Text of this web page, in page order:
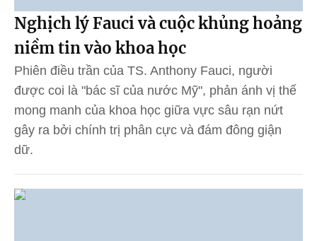
Nghịch lý Fauci và cuộc khủng hoảng
niềm tin vào khoa học
Phiên điều trần của TS. Anthony Fauci, người
được coi là "bác sĩ của nước Mỹ", phản ánh vị thế
mong manh của khoa học giữa vực sâu rạn nứt
gây ra bởi chính trị phân cực và đám đông giận
dữ.